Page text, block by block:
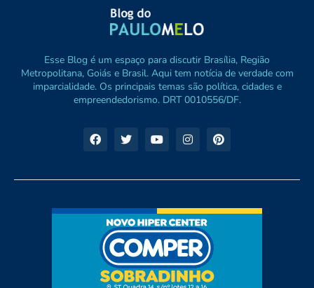
Esse Blog é um espaço para discutir Brasília, Região
Metropolitana, Goiás e Brasil. Aqui tem notícia de verdade com
imparcialidade. Os principais temas são política, cidades e
empreendedorismo. DRT 0010556/DF.